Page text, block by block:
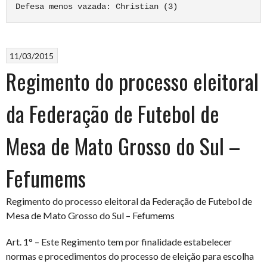
11/03/2015
Regimento do processo eleitoral
da Federação de Futebol de
Mesa de Mato Grosso do Sul –
Fefumems
Regimento do processo eleitoral da Federação de Futebol de
Mesa de Mato Grosso do Sul – Fefumems
Art. 1° – Este Regimento tem por finalidade estabelecer
normas e procedimentos do processo de eleição para escolha